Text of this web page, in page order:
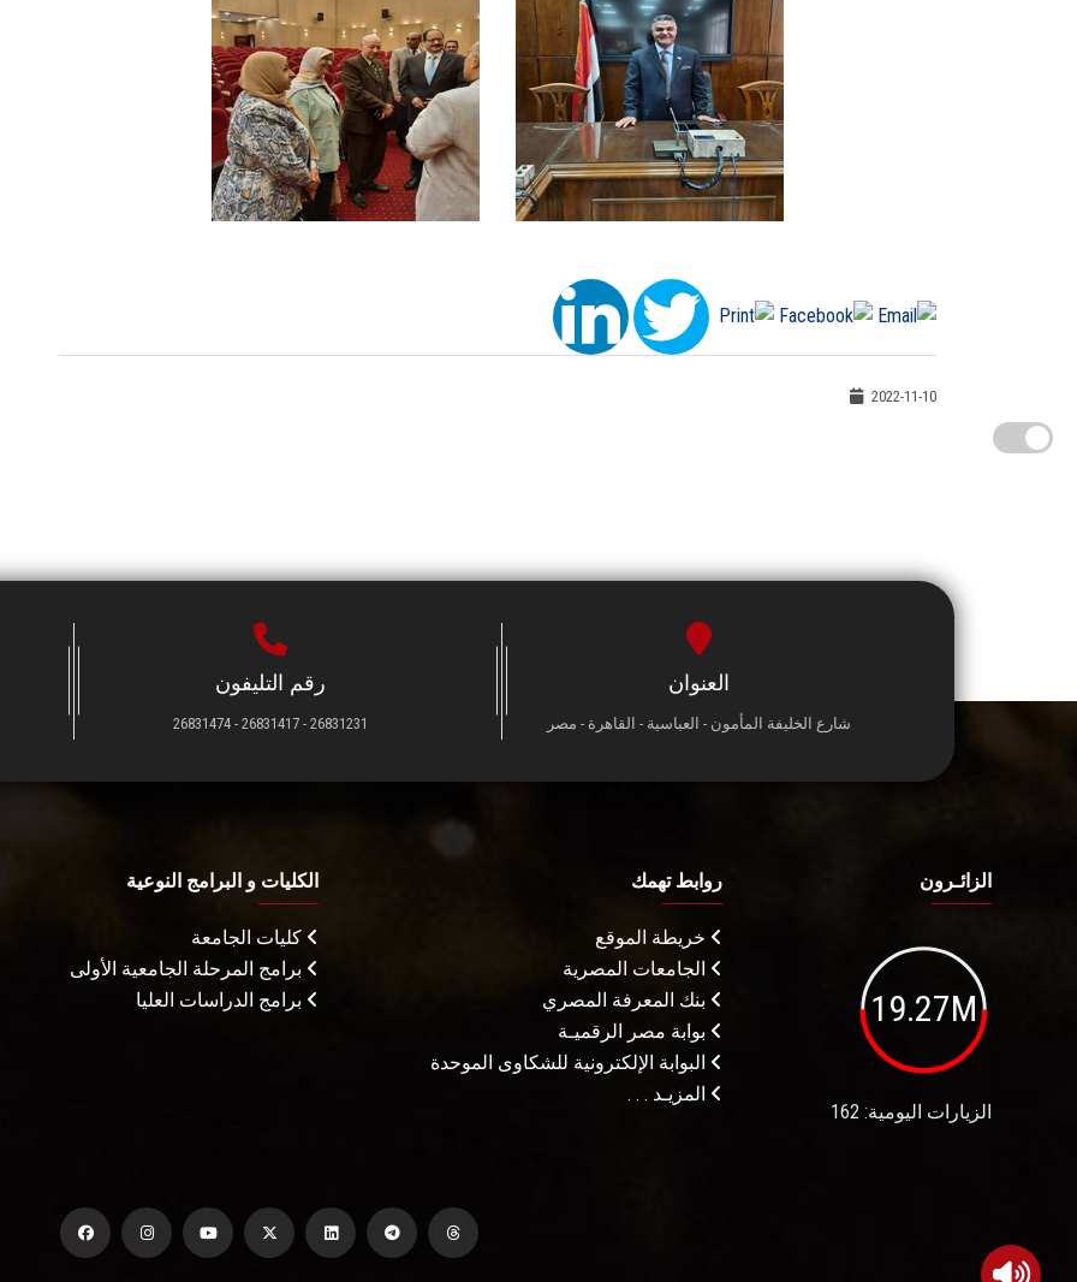
2022-11-10
العنوان
شارع الخليفة المأمون - العباسية - القاهرة - مصر
رقم التليفون
26831231 - 26831417 - 26831474
الزائـرون
19.27M
الزيارات اليومية: 162
روابط تهمك
خريطة الموقع
الجامعات المصرية
بنك المعرفة المصري
بوابة مصر الرقميـة
البوابة الإلكترونية للشكاوى الموحدة
المزيـد . . .
الكليات و البرامج النوعية
كليات الجامعة
برامج المرحلة الجامعية الأولى
برامج الدراسات العليا